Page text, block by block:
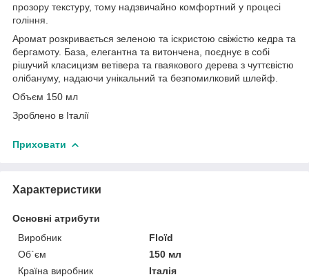
прозору текстуру, тому надзвичайно комфортний у процесі
гоління.
Аромат розкривається зеленою та іскристою свіжістю кедра та
бергамоту. База, елегантна та витончена, поєднує в собі
рішучий класицизм ветівера та гваякового дерева з чуттєвістю
олібануму, надаючи унікальний та безпомилковий шлейф.
Объєм 150 мл
Зроблено в Італії
Приховати
Характеристики
Основні атрибути
Виробник
Floïd
Об`єм
150 мл
Країна виробник
Італія